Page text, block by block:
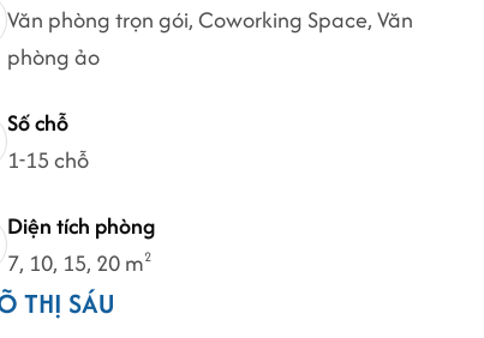
Văn phòng trọn gói, Coworking Space, Văn
phòng ảo
Số chỗ
1-15 chỗ
Diện tích phòng
7, 10, 15, 20 m2
THỊ SÁU